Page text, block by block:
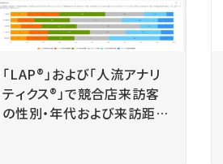
「LAP®」および「人流アナリ
ティクス®」で競合店来訪客
の性別・年代および来訪距離